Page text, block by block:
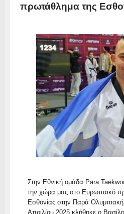
πρωτάθλημα της
Στην Εθνική ομάδα Para
την χώρα μας στο Ευρωπαϊκό
Εσθονίας στην Παρά Ολυμπιακή
Απριλίου 2025 κλήθηκε ο